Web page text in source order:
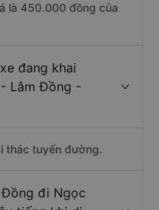
là 450.000 đồng của
đang khai
Lâm Đồng -
thác tuyến đường.
Đồng đi Ngọc